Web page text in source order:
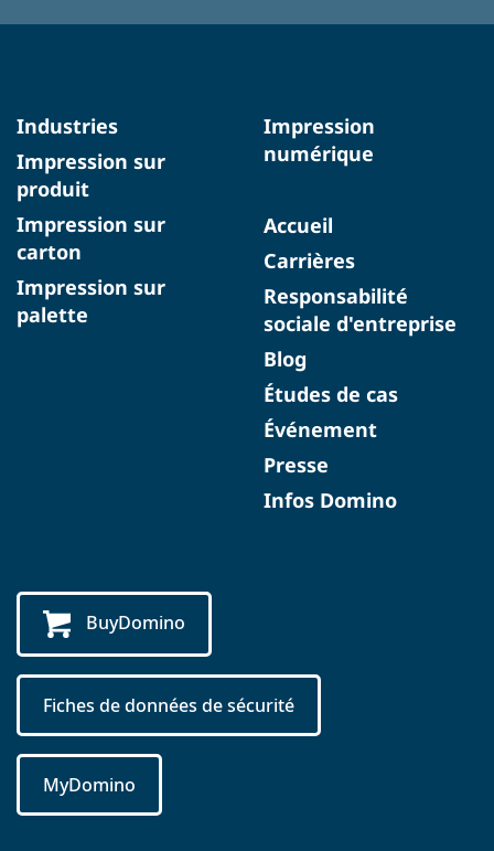
Industries
Impression sur
produit
Impression sur
carton
Impression sur
palette
Impression
numérique
Accueil
Carrières
Responsabilité
sociale d'entreprise
Blog
Études de cas
Événement
Presse
Infos Domino
BuyDomino
Fiches de données de sécurité
MyDomino